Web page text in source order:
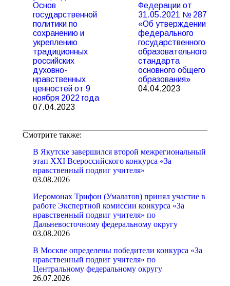
Основ
государственной
политики по
сохранению и
укреплению
традиционных
российских
духовно-
нравственных
ценностей от 9
ноября 2022 года
07.04.2023
Федерации от
31.05.2021 № 287
«Об утверждении
федерального
государственного
образовательного
стандарта
основного общего
образования»
04.04.2023
Смотрите также:
В Якутске завершился второй межрегиональный
этап XXI Всероссийского конкурса «За
нравственный подвиг учителя»
03.08.2026
Иеромонах Трифон (Умалатов) принял участие в
работе Экспертной комиссии конкурса «За
нравственный подвиг учителя» по
Дальневосточному федеральному округу
03.08.2026
В Москве определены победители конкурса «За
нравственный подвиг учителя» по
Центральному федеральному округу
26.07.2026